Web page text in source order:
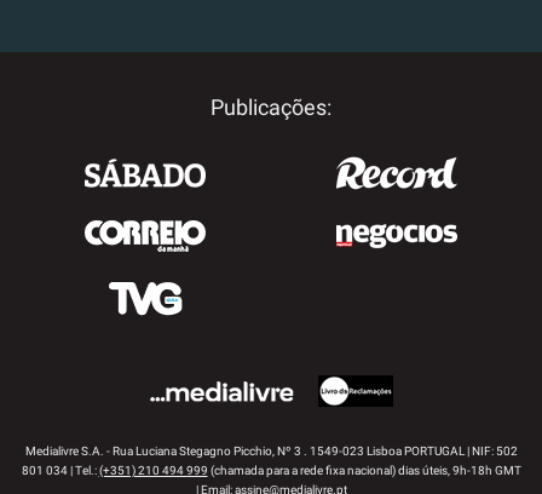
Publicações:
Medialivre S.A. - Rua Luciana Stegagno Picchio, Nº 3 . 1549-023 Lisboa PORTUGAL | NIF: 502
801 034 | Tel.:(+351) 210 494 999 (chamada para a rede fixa nacional) dias úteis, 9h-18h GMT
| Email:assine@medialivre.pt